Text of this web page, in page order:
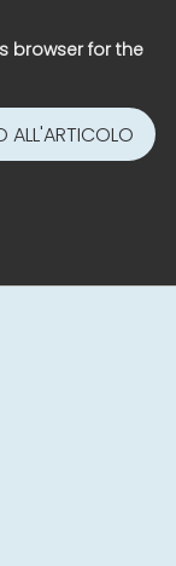
browser for the